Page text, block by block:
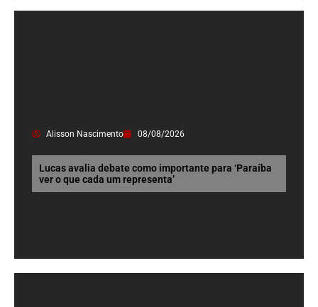
Alisson Nascimento 08/08/2026
Lucas avalia debate como importante para ‘Paraíba
ver o que cada um representa’